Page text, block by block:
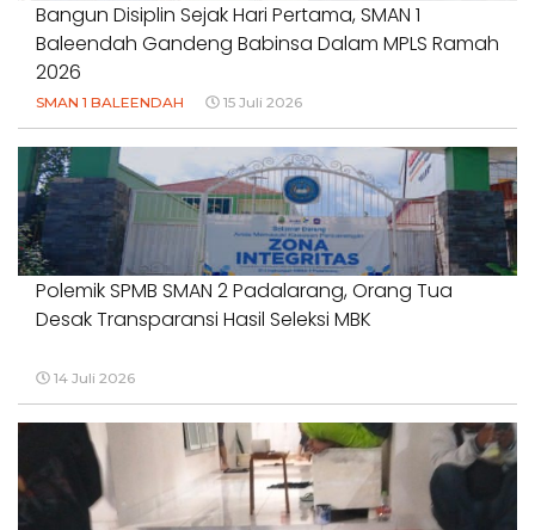
Bangun Disiplin Sejak Hari Pertama, SMAN 1
Baleendah Gandeng Babinsa Dalam MPLS Ramah
2026
SMAN 1 BALEENDAH 15 Juli 2026
Polemik SPMB SMAN 2 Padalarang, Orang Tua
Desak Transparansi Hasil Seleksi MBK
14 Juli 2026